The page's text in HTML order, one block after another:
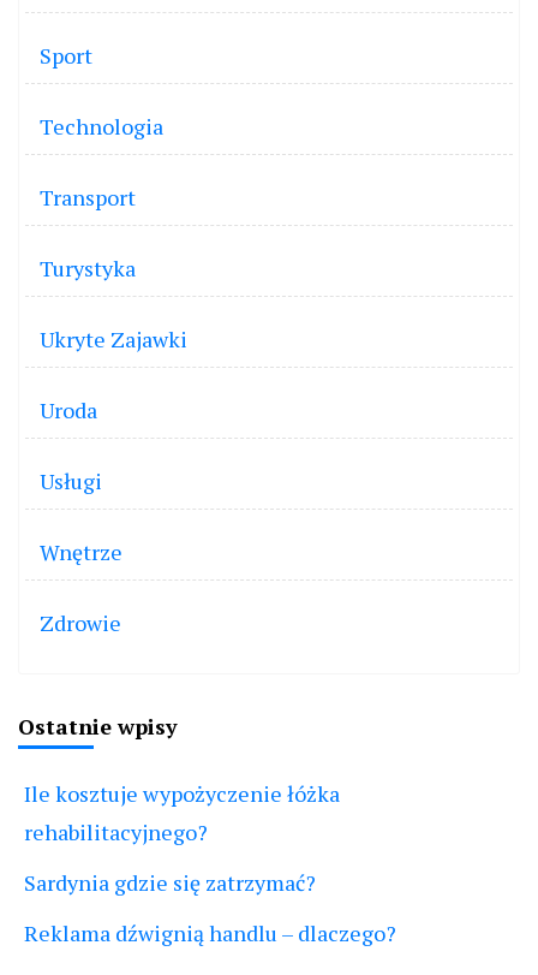
Sport
Technologia
Transport
Turystyka
Ukryte Zajawki
Uroda
Usługi
Wnętrze
Zdrowie
Ostatnie wpisy
Ile kosztuje wypożyczenie łóżka
rehabilitacyjnego?
Sardynia gdzie się zatrzymać?
Reklama dźwignią handlu – dlaczego?